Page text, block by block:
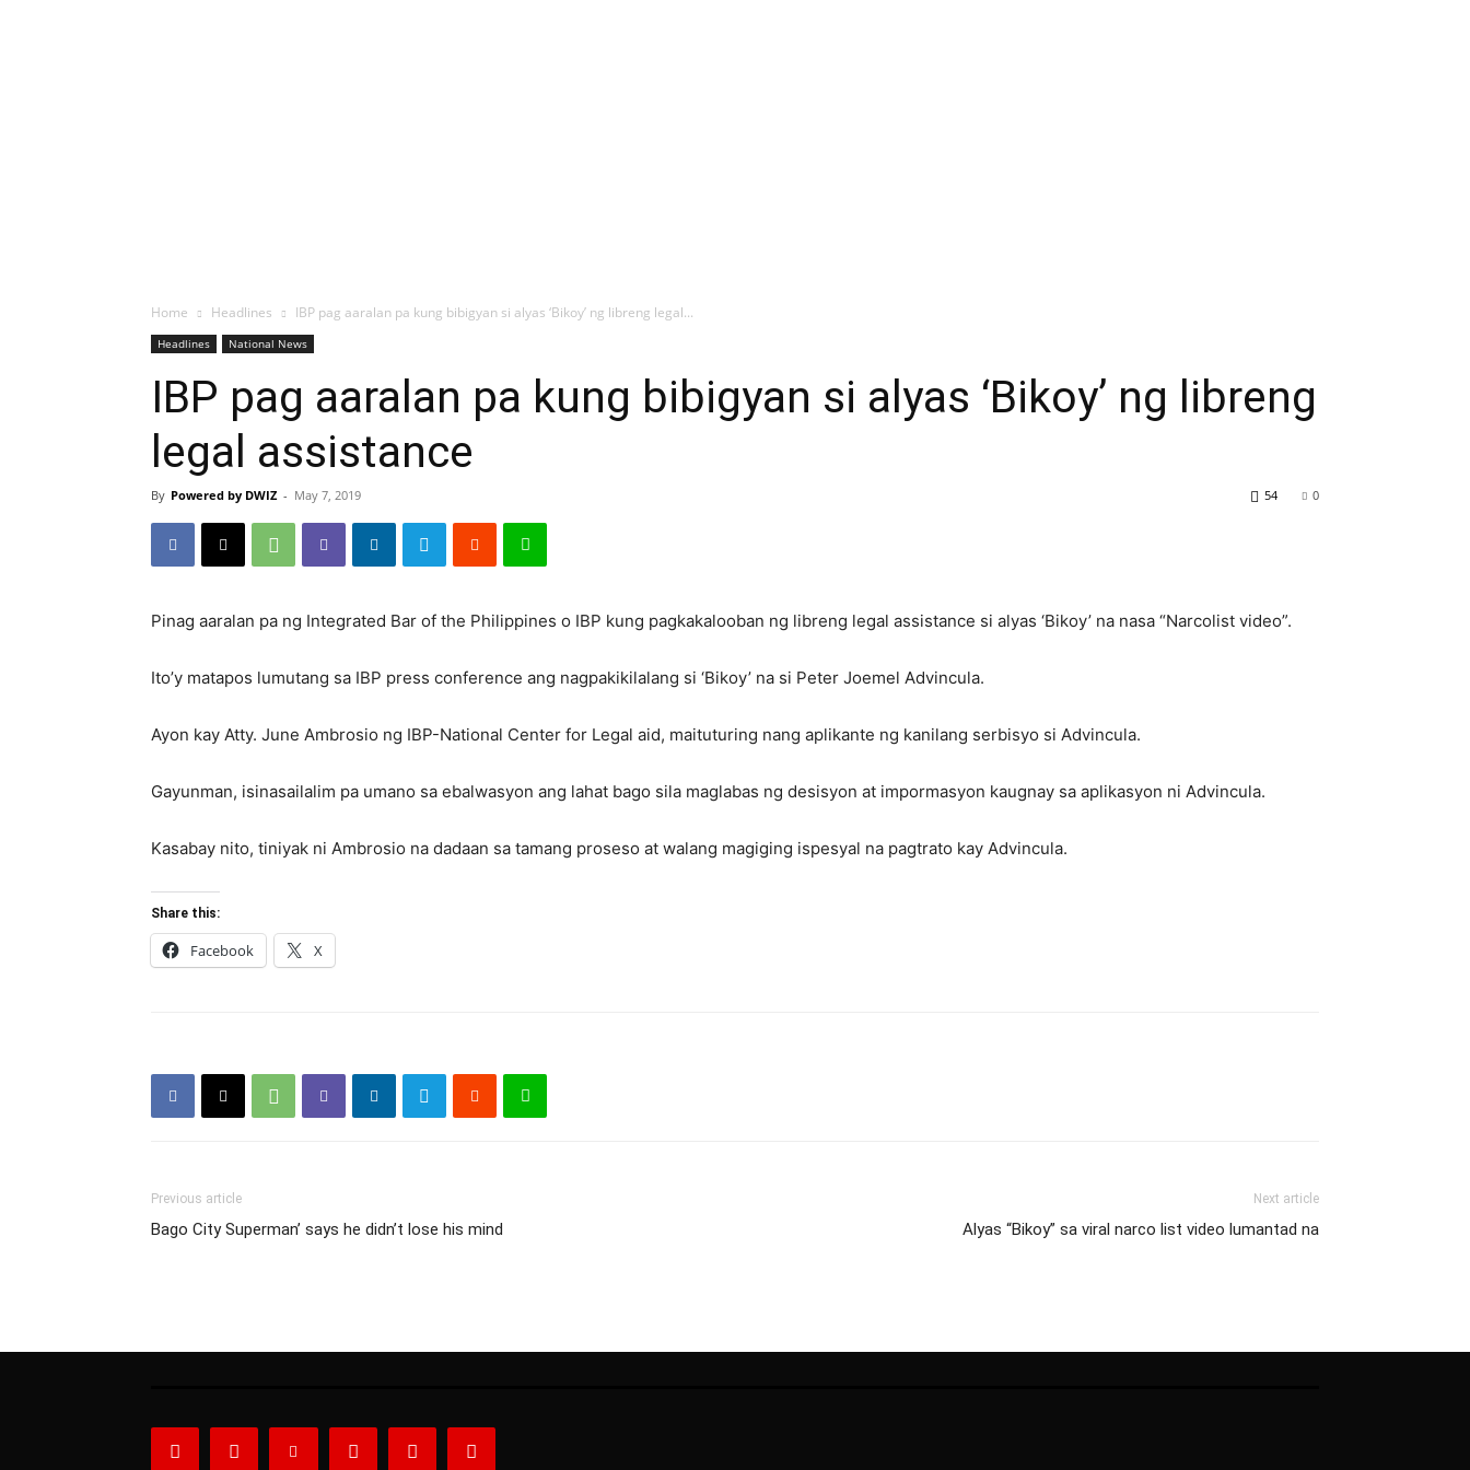
Home Headlines IBP pag aaralan pa kung bibigyan si alyas ‘Bikoy’ ng libreng legal...
Headlines National News
IBP pag aaralan pa kung bibigyan si alyas ‘Bikoy’ ng libreng
legal assistance
By Powered by DWIZ - May 7, 2019 0
54
Pinag aaralan pa ng Integrated Bar of the Philippines o IBP kung pagkakalooban ng libreng legal assistance si alyas ‘Bikoy’ na nasa “Narcolist video”.
Ito’y matapos lumutang sa IBP press conference ang nagpakikilalang si ‘Bikoy’ na si Peter Joemel Advincula.
Ayon kay Atty. June Ambrosio ng IBP-National Center for Legal aid, maituturing nang aplikante ng kanilang serbisyo si Advincula.
Gayunman, isinasailalim pa umano sa ebalwasyon ang lahat bago sila maglabas ng desisyon at impormasyon kaugnay sa aplikasyon ni Advincula.
Kasabay nito, tiniyak ni Ambrosio na dadaan sa tamang proseso at walang magiging ispesyal na pagtrato kay Advincula.
Share this:
Facebook X
Previous article
Bago City Superman’ says he didn’t lose his mind
Next article
Alyas “Bikoy” sa viral narco list video lumantad na